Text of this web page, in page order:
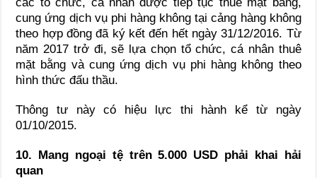
cung ứng dịch vụ phi hàng không tại cảng hàng không
theo hợp đồng đã ký kết đến hết ngày 31/12/2016. Từ
năm 2017 trở đi, sẽ lựa chọn tổ chức, cá nhân thuê
mặt bằng và cung ứng dịch vụ phi hàng không theo
hình thức đấu thầu.
Thông tư này có hiệu lực thi hành kể từ ngày
01/10/2015.
10. Mang ngoại tệ trên 5.000 USD phải khai hải
quan